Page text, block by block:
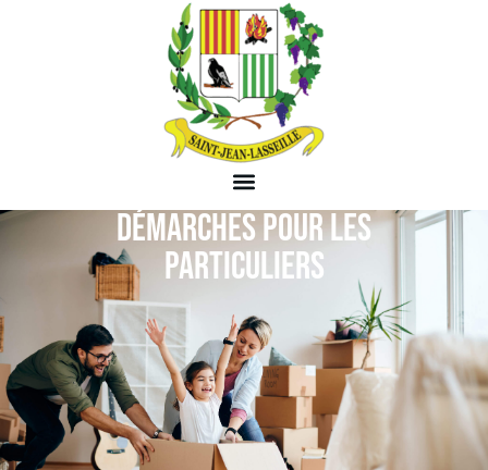
DÉMARCHES POUR LES
PARTICULIERS